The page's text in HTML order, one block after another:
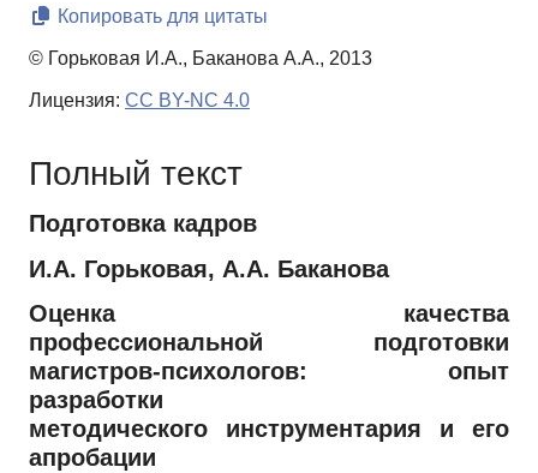
Копировать для цитаты
© Горьковая И.А., Баканова А.А., 2013
Лицензия: CC BY-NC 4.0
Полный текст
Подготовка кадров
И.А. Горьковая, А.А. Баканова
Оценка качества
профессиональной подготовки
магистров-психологов: опыт
разработки
методического инструментария и его
апробации